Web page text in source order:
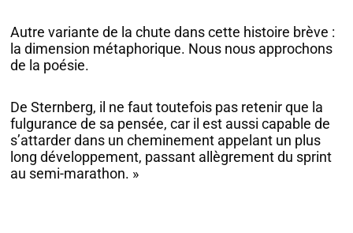
Autre variante de la chute dans cette histoire brève :
la dimension métaphorique. Nous nous approchons
de la poésie.
De Sternberg, il ne faut toutefois pas retenir que la
fulgurance de sa pensée, car il est aussi capable de
s’attarder dans un cheminement appelant un plus
long développement, passant allègrement du sprint
au semi-marathon. »